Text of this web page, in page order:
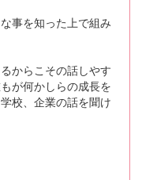
事を知った上で組み
からこその話しやす
が何かしらの成長を
校、企業の話を聞け